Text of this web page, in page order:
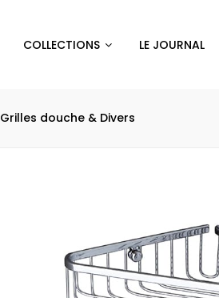
COLLECTIONS LE JOURNAL
Grilles douche & Divers